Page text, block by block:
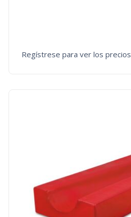
Regístrese para ver los precios